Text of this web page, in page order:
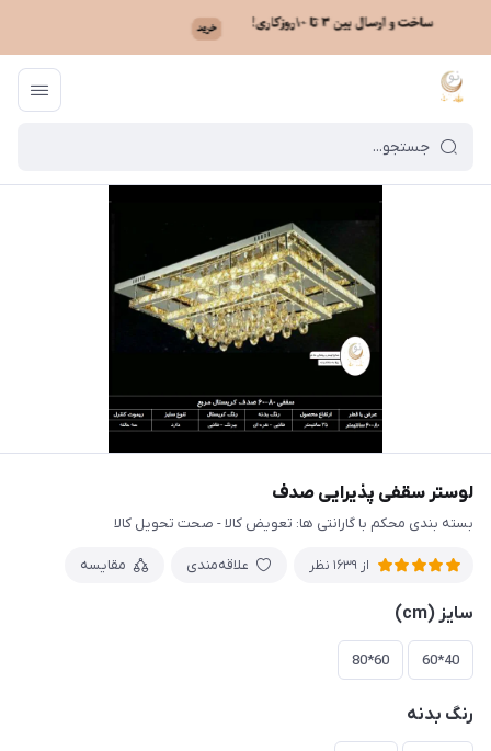
ماه نو / فهرست محصولات
لوستر سقفی پذیرایی صدف
بسته بندی محکم با گارانتی ها: تعویض کالا - صحت تحویل کالا
از 1639 نظر علاقه‌مندی مقایسه
سایز (cm)
40*60
60*80
رنگ بدنه